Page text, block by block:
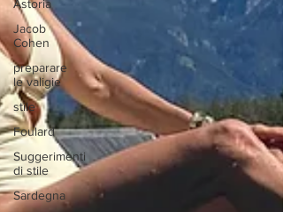
Astoria
Jacob
Cohen
preparare
le valigie
stile
Foulard
Suggerimenti
di stile
Sardegna